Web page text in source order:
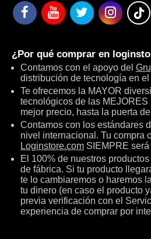
¿Por qué comprar en
Contamos con el apoyo del
distribución de tecnología en el
Te ofrecemos la MAYOR
tecnológicos de las MEJORES
mejor precio, hasta la puerta
Contamos con los estándares
nivel internacional. Tu compra
Loginstore.com SIEMPRE será
El 100% de nuestros
de fábrica. Si tu producto
te lo cambiaremos o haremos
tu dinero (en caso el producto
previa verificación con el
experiencia de comprar por